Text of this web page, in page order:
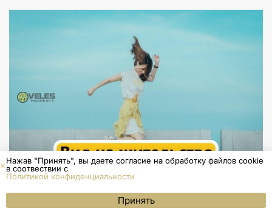
Нажав "Принять", вы даете согласие на обработку файлов cookie
в соотвествии с
Политикой конфиденциальности
Принять